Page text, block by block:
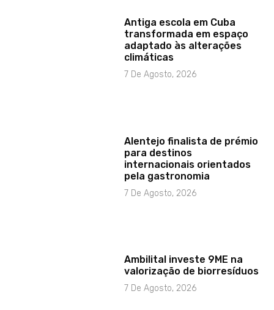
Antiga escola em Cuba
transformada em espaço
adaptado às alterações
climáticas
7 De Agosto, 2026
Alentejo finalista de prémio
para destinos
internacionais orientados
pela gastronomia
7 De Agosto, 2026
Ambilital investe 9ME na
valorização de biorresíduos
7 De Agosto, 2026